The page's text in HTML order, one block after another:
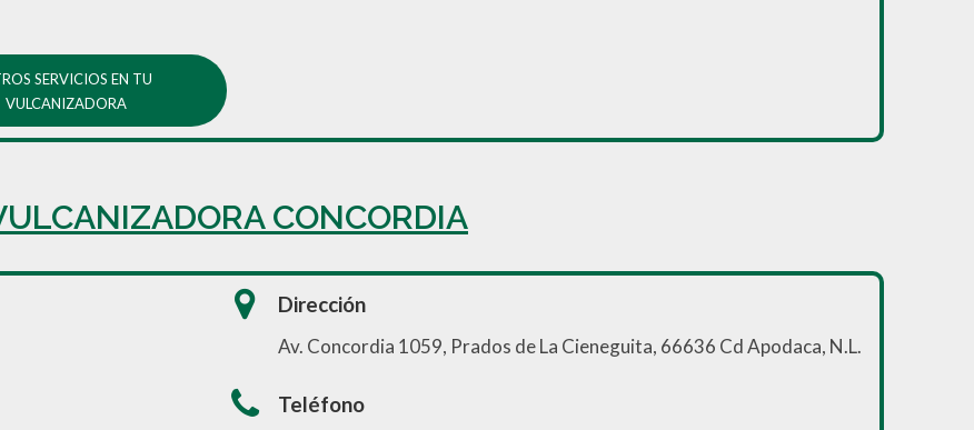
SERVICIOS EN TU
VULCANIZADORA
CONCORDIA
Dirección
Av. Concordia 1059, Prados de La Cieneguita, 66636 Cd Apodaca, N.L.
Teléfono